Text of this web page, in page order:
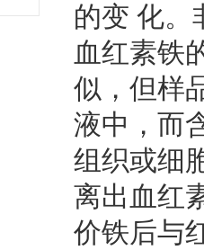
的变 化。
血红素铁
似，但样
液中，而
组织或细
离出血红
价铁后与